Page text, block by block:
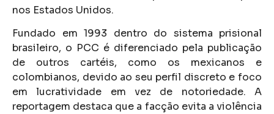
nos Estados Unidos.
Fundado em 1993 dentro do sistema prisional
brasileiro, o PCC é diferenciado pela publicação
de outros cartéis, como os mexicanos e
colombianos, devido ao seu perfil discreto e foco
em lucratividade em vez de notoriedade. A
reportagem destaca que a facção evita a violência